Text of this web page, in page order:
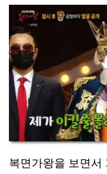
복면가왕을 보면